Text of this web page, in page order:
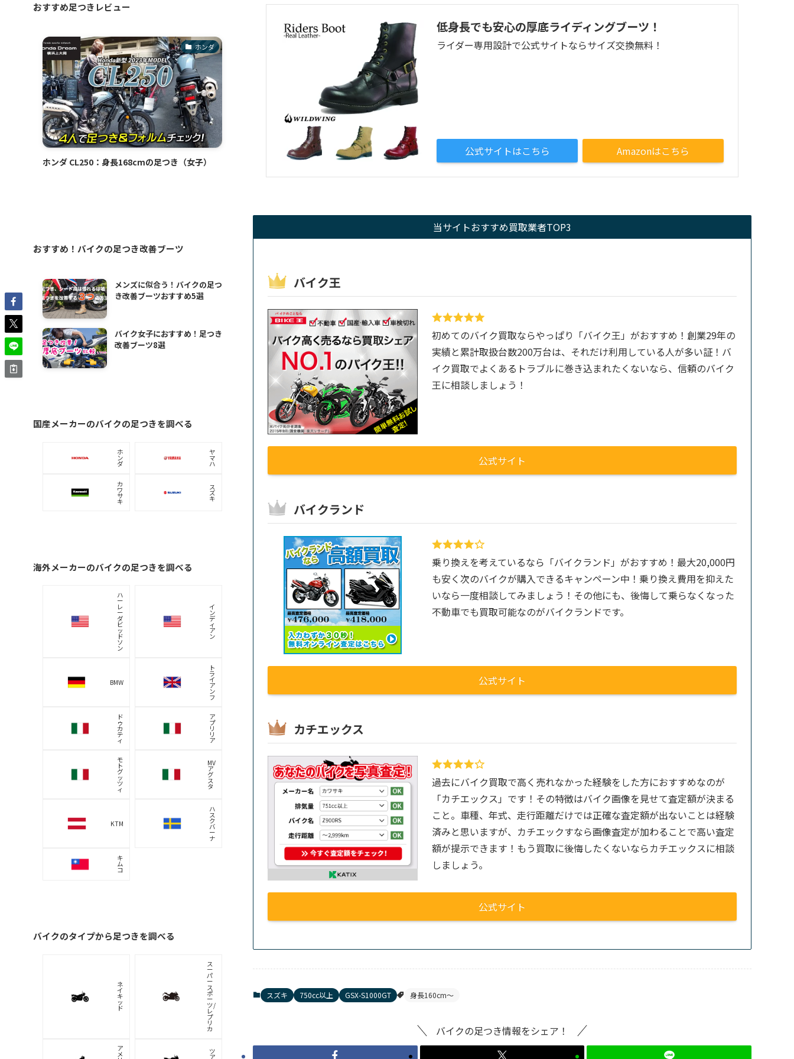
低身長でも安心の厚底ライディングブーツ！
ライダー専用設計で公式サイトならサイズ交換無料！
公式サイトはこちら Amazonはこちら
当サイトおすすめ買取業者TOP3
バイク王
初めてのバイク買取ならやっぱり「バイク王」がおすすめ！創業29年の
実績と累計取扱台数200万台は、それだけ利用している人が多い証！バ
イク買取でよくあるトラブルに巻き込まれたくないなら、信頼のバイク
王に相談しましょう！
公式サイト
バイクランド
乗り換えを考えているなら「バイクランド」がおすすめ！最大20,000円
も安く次のバイクが購入できるキャンペーン中！乗り換え費用を抑えた
いなら一度相談してみましょう！その他にも、後悔して乗らなくなった
不動車でも買取可能なのがバイクランドです。
公式サイト
カチエックス
過去にバイク買取で高く売れなかった経験をした方におすすめなのが
「カチエックス」です！その特徴はバイク画像を見せて査定額が決まる
こと。車種、年式、走行距離だけでは正確な査定額が出ないことは経験
済みと思いますが、カチエックすなら画像査定が加わることで高い査定
額が提示できます！もう買取に後悔したくないならカチエックスに相談
しましょう。
公式サイト
スズキ 750cc以上 GSX-S1000GT 身長160cm〜
バイクの足つき情報をシェア！
おすすめ足つきレビュー
ホンダ
ホンダ CL250：身長168cmの足つき（女子）
おすすめ！バイクの足つき改善ブーツ
メンズに似合う！バイクの足つ
き改善ブーツおすすめ5選
バイク女子におすすめ！足つき
改善ブーツ8選
国産メーカーのバイクの足つきを調べる
ホ
ン
ダ
ヤ
マ
ハ
カ
ワ
サ
キ
ス
ズ
キ
海外メーカーのバイクの足つきを調べる
ハ
ー
レ
ー
ダ
ビ
ッ
ド
ソ
ン
イ
ン
デ
ィ
ア
ン
BMW
ト
ラ
イ
ア
ン
フ
ド
ゥ
カ
テ
ィ
ア
プ
リ
リ
ア
モ
ト
グ
ッ
ツ
ィ
MV
ア
グ
ス
タ
KTM
ハ
ス
ク
バ
ー
ナ
キ
ム
コ
バイクのタイプから足つきを調べる
ネ
イ
キ
ッ
ド
ス
ー
パ
ー
ス
ポ
ー
ツ/
レ
プ
リ
カ
ア
メ ツ
ア